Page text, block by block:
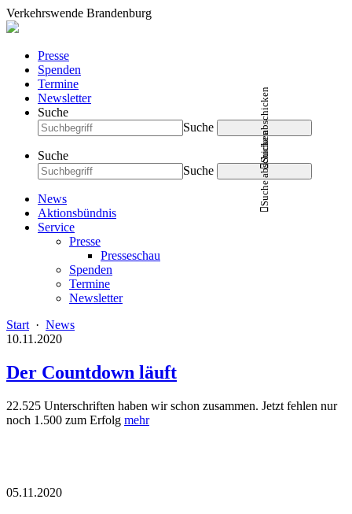
Verkehrswende Brandenburg
Presse
Spenden
Termine
Newsletter
Suche
Suche
Suche abschicken
Suche
Suche
Suche abschicken
News
Aktionsbündnis
Service
Presse
Presseschau
Spenden
Termine
Newsletter
Start · News
10.11.2020
Der Countdown läuft
22.525 Unterschriften haben wir schon zusammen. Jetzt fehlen nur
noch 1.500 zum Erfolg mehr
05.11.2020